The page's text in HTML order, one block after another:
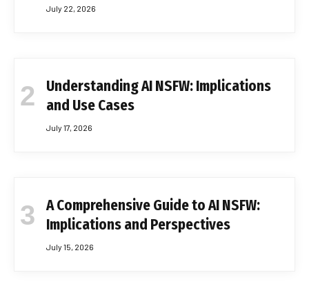
July 22, 2026
Understanding AI NSFW: Implications
and Use Cases
July 17, 2026
A Comprehensive Guide to AI NSFW:
Implications and Perspectives
July 15, 2026